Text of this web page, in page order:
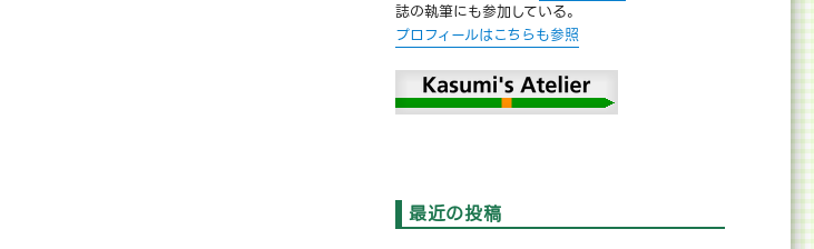
誌の執筆にも参加している。
プロフィールはこちらも参照
最近の投稿